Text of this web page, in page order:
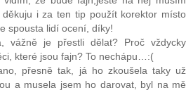
i za ten tip použít korektor místo
spousta lidí ocení, díky!
vážně je přestli dělat? Proč vždycky
které jsou fajn? To nechápu…:(
přesně tak, já ho zkoušela taky už
a musela jsem ho darovat, byl na mě